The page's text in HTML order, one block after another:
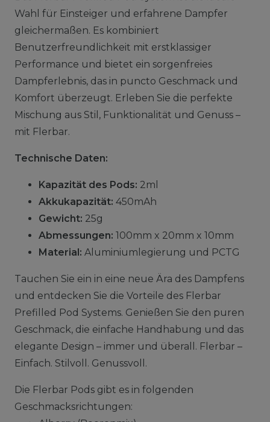
Wahl für Einsteiger und erfahrene Dampfer
gleichermaßen. Es kombiniert
Benutzerfreundlichkeit mit erstklassiger
Performance und bietet ein sorgenfreies
Dampferlebnis, das in puncto Geschmack und
Komfort überzeugt. Erleben Sie die perfekte
Mischung aus Stil, Funktionalität und Genuss –
mit Flerbar.
Technische Daten:
Kapazität des Pods: 2ml
Akkukapazität: 450mAh
Gewicht: 25g
Abmessungen: 100mm x 20mm x 10mm
Material: Aluminiumlegierung und PCTG
Tauchen Sie ein in eine neue Ära des Dampfens
und entdecken Sie die Vorteile des Flerbar
Prefilled Pod Systems. Genießen Sie den puren
Geschmack, die einfache Handhabung und das
elegante Design – immer und überall. Flerbar –
Einfach. Stilvoll. Genussvoll.
Die Flerbar Pods gibt es in folgenden
Geschmacksrichtungen: